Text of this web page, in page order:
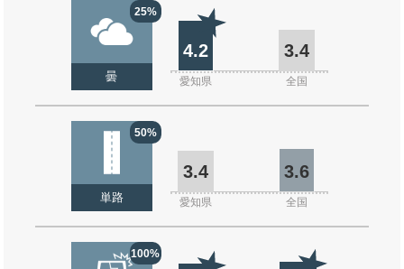
25%
曇
4.2 3.4
愛知県 全国
50%
単路
3.4 3.6
愛知県 全国
100%